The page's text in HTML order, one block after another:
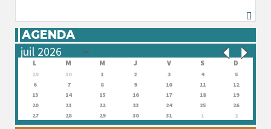
AGENDA
L M M J V S D
29 30 1 2 3 4
5
6
7 8 9 10 11
12
13
14 15 16 17 18
19
20
21 22 23 24 25
26
27
28 29 30 31 1 2